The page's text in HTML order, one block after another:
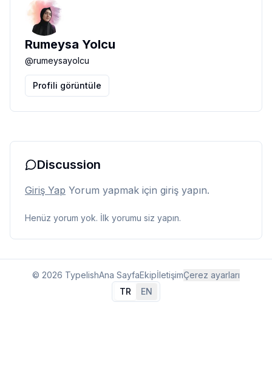
Rumeysa Yolcu
@rumeysayolcu
Profili görüntüle
Discussion
Giriş Yap Yorum yapmak için giriş yapın.
Henüz yorum yok. İlk yorumu siz yapın.
© 2026 TypelishAna SayfaEkipİletişimÇerez ayarları
DilTR EN